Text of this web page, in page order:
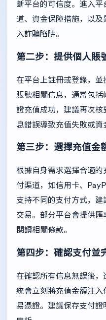
斷平台的可信度。進入
道、資金保障措施，以
入詐騙陷阱。
第二步：提供個人賬
在平台上註冊或登錄，並
賬號相關信息，通常包
證充值成功，建議再次
息錯誤導致充值失敗或資
第三步：選擇充值金
根據自身需求選擇合適
付渠道，如信用卡、
支持不同的支付方式，
交易。部分平台會提供
閱讀相關條款。
第四步：確認支付並
在確認所有信息無誤後
統會立刻將充值金額注
易憑證。建議保存支付